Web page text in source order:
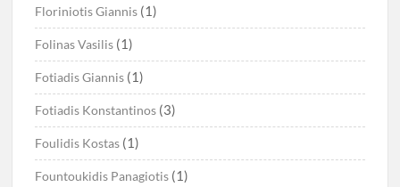
Floriniotis Giannis (1)
Folinas Vasilis (1)
Fotiadis Giannis (1)
Fotiadis Konstantinos (3)
Foulidis Kostas (1)
Fountoukidis Panagiotis (1)